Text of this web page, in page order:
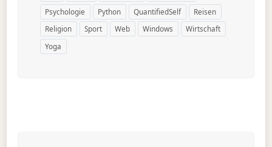
Psychologie
Python QuantifiedSelf
Reisen
Religion
Sport Web Windows
Wirtschaft
Yoga